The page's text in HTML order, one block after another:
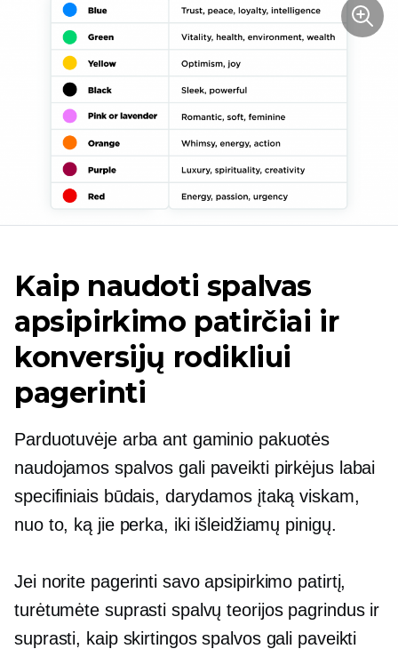
Kaip naudoti spalvas
apsipirkimo patirčiai ir
konversijų rodikliui
pagerinti
Parduotuvėje arba ant gaminio pakuotės
naudojamos spalvos gali paveikti pirkėjus labai
specifiniais būdais, darydamos įtaką viskam,
nuo to, ką jie perka, iki išleidžiamų pinigų.
Jei norite pagerinti savo apsipirkimo patirtį,
turėtumėte suprasti spalvų teorijos pagrindus ir
suprasti, kaip skirtingos spalvos gali paveikti